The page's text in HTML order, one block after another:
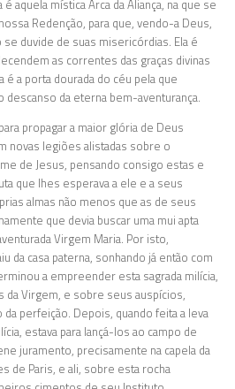
aquela mística Arca da Aliança, na que se
Redenção, para que, vendo-a Deus,
duvide de suas misericórdias. Ela é
as correntes das graças divinas
a porta dourada do céu pela que
descanso da eterna bem-aventurança.
propagar a maior glória de Deus
novas legiões alistadas sobre o
de Jesus, pensando consigo estas e
que lhes esperava a ele e a seus
almas não menos que as de seus
que devia buscar uma mui apta
Virgem Maria. Por isto,
da casa paterna, sonhando já então com
a empreender esta sagrada milícia,
da Virgem, e sobre seus auspícios,
perfeição. Depois, quando feita a leva
estava para lançá-los ao campo de
juramento, precisamente na capela da
de Paris, e ali, sobre esta rocha